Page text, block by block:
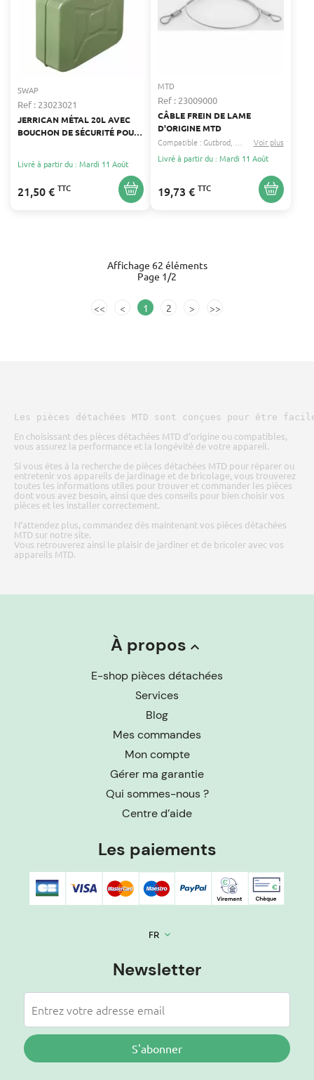
SWAP
Ref : 23023021
JERRICAN MÉTAL 20L AVEC
BOUCHON DE SÉCURITÉ POUR
Livré à partir du : Mardi 11 Août
21,50 € TTC
MTD
Ref : 23009000
CÂBLE FREIN DE LAME
D'ORIGINE MTD
Compatible :Gutbrod Mtd ...
Voir plus
Livré à partir du : Mardi 11 Août
19,73 € TTC
Affichage 62 éléments
Page 1/2
<< < 1 2 > >>
Les pièces détachées MTD sont conçues pour être
En choisissant des pièces détachées MTD d’origine ou compatibles,
vous assurez la performance et la longévité de votre appareil.
Si vous êtes à la recherche de pièces détachées MTD pour réparer ou
entretenir vos appareils de jardinage et de bricolage, vous trouverez
toutes les informations utiles pour trouver et commander les pièces
dont vous avez besoin, ainsi que des conseils pour bien choisir vos
pièces et les installer correctement.
N’attendez plus, commandez dès maintenant vos pièces détachées
MTD sur notre site.
Vous retrouverez ainsi le plaisir de jardiner et de bricoler avec vos
appareils MTD.
À propos keyboard_arrow_up
E-shop pièces détachées
Services
Blog
Mes commandes
Mon compte
Gérer ma garantie
Qui sommes-nous ?
Centre d’aide
Les paiements
FR keyboard_arrow_down
Newsletter
S'abonner